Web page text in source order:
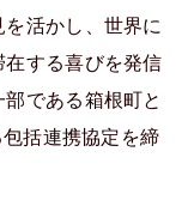
活かし、世界に
する喜びを発信
である箱根町と
括連携協定を締